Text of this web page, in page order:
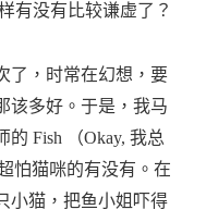
有没有比较谦虚了？
了，时常在幻想，要
该多好。于是，我马
的 Fish （Okay, 我总
怕猫咪的有没有。在
小猫，把鱼小姐吓得